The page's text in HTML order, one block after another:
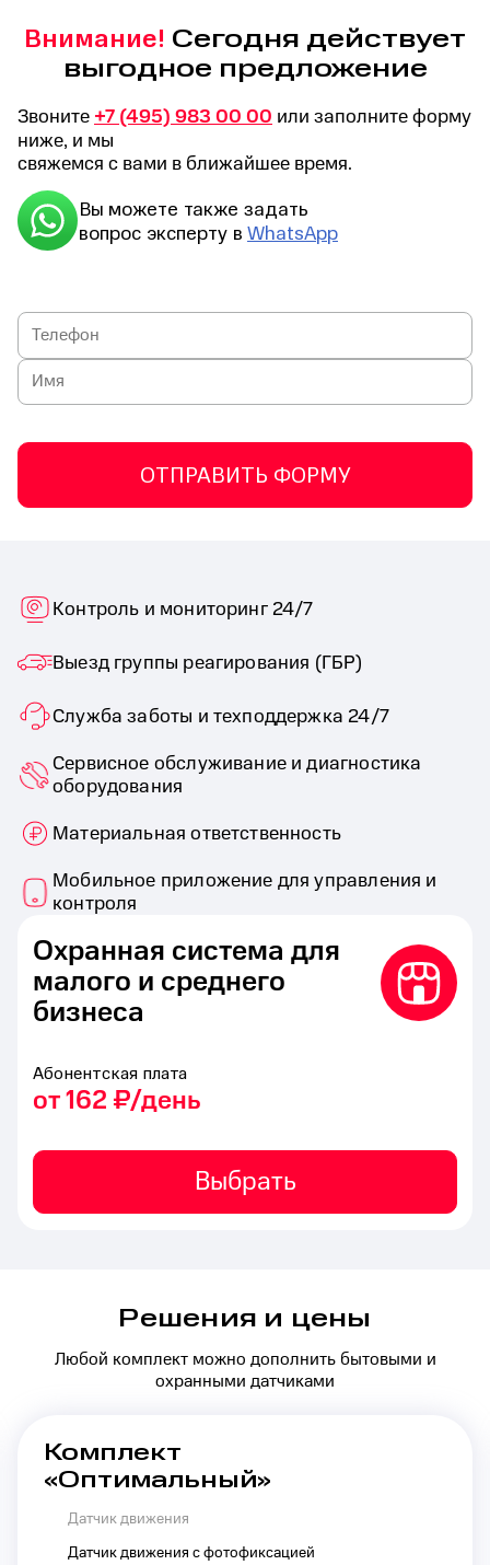
Внимание! Сегодня действует
выгодное предложение
Звоните +7 (495) 983 00 00 или заполните форму
ниже, и мы
свяжемся с вами в ближайшее время.
Вы можете также задать
вопрос эксперту в WhatsApp
ОТПРАВИТЬ ФОРМУ
Охранная система для
малого и среднего
бизнеса
Абонентская плата
от 162 ₽/день
Выбрать
Контроль и мониторинг 24/7
Выезд группы реагирования (ГБР)
Служба заботы и техподдержка 24/7
Сервисное обслуживание и диагностика
оборудования
Материальная ответственность
Мобильное приложение для управления и
контроля
Решения и цены
Любой комплект можно дополнить бытовыми и
охранными датчиками
Комплект
«Оптимальный»
Датчик движения
Датчик движения с фотофиксацией